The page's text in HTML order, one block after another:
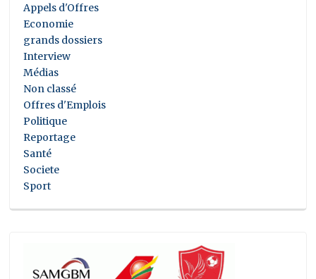
Appels d'Offres
Economie
grands dossiers
Interview
Médias
Non classé
Offres d'Emplois
Politique
Reportage
Santé
Societe
Sport